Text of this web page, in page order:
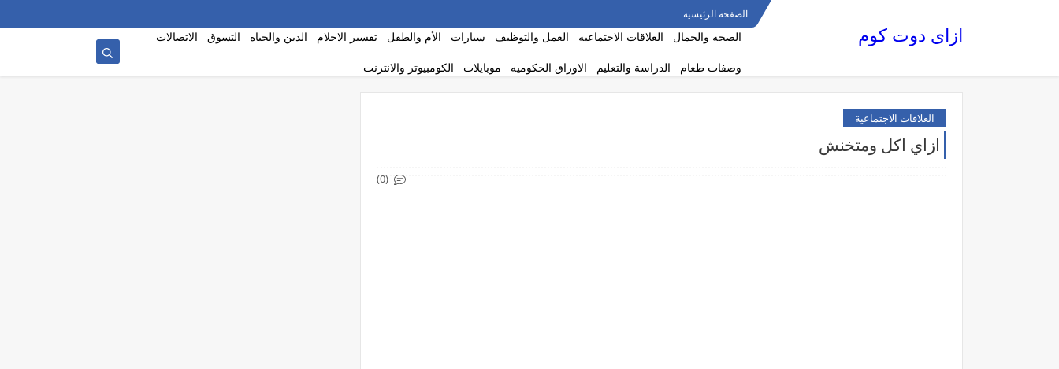
الصفحة الرئيسية
ازاى دوت كوم الصحه والجمال العلاقات الاجتماعيه العمل والتوظيف سيارات الأم والطفل تفسير الاحلام الدين والحياه التسوق الاتصالات
وصفات طعام الدراسة والتعليم الاوراق الحكوميه موبايلات الكومبيوتر والانترنت
العلاقات الاجتماعية
ازاي اكل ومتخنش
(0)